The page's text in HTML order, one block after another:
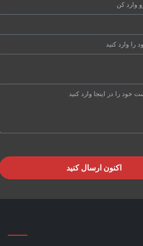
اکنون ارسال کنید